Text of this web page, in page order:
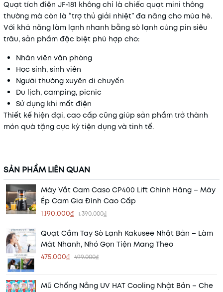
Quạt tích điện JF-181 không chỉ là chiếc quạt mini thông
thường mà còn là “trợ thủ giải nhiệt” đa năng cho mùa hè.
Với khả năng làm lạnh nhanh bằng sò lạnh cùng pin siêu
trâu, sản phẩm đặc biệt phù hợp cho:
Nhân viên văn phòng
Học sinh, sinh viên
Người thường xuyên di chuyển
Du lịch, camping, picnic
Sử dụng khi mất điện
Thiết kế hiện đại, cao cấp cũng giúp sản phẩm trở thành
món quà tặng cực kỳ tiện dụng và tinh tế.
SẢN PHẨM LIÊN QUAN
Máy Vắt Cam Caso CP400 Lift Chính Hãng – Máy
Ép Cam Gia Đình Cao Cấp
1.190.000₫ 1.390.000₫
Quạt Cầm Tay Sò Lạnh Kakusee Nhật Bản – Làm
Mát Nhanh, Nhỏ Gọn Tiện Mang Theo
475.000₫ 499.000₫
Mũ Chống Nắng UV HAT Cooling Nhật Bản – Che